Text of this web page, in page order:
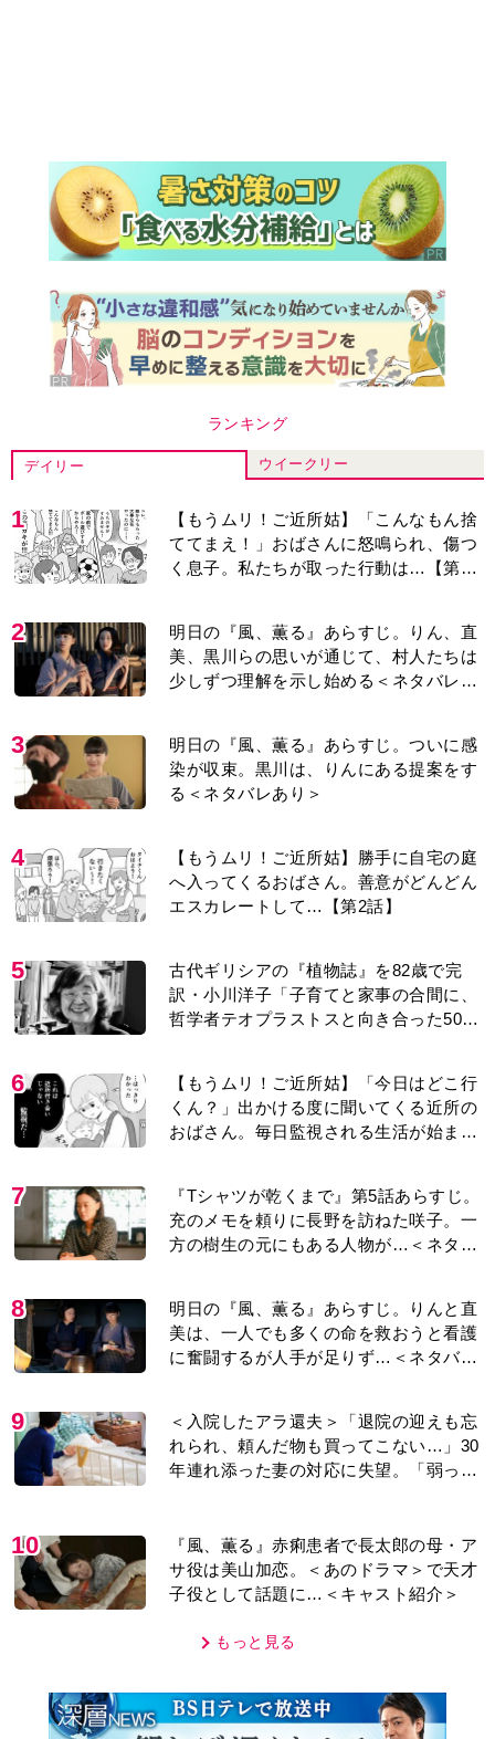
明日の『風、薫る』あらすじ。りん、直
美、黒川らの思いが通じて、村人たちは
少しずつ理解を示し始める＜ネタバレあ
り＞
明日の『風、薫る』あらすじ。ついに感
染が収束。黒川は、りんにある提案をす
る＜ネタバレあり＞
【もうムリ！ご近所姑】勝手に自宅の庭
エスカレートして…【第2話】
5
古代ギリシアの『植物誌』を82歳で完
訳・小川洋子「子育てと家事の合間に、
哲学者テオプラストスと向き合った50
6
【もうムリ！ご近所姑】「今日はどこ行
くん？」出かける度に聞いてくる近所の
おばさん。毎日監視される生活が始ま
7
『Tシャツが乾くまで』第5話あらすじ。
充のメモを頼りに長野を訪ねた咲子。一
方の樹生の元にもある人物が…＜ネタバ
8
明日の『風、薫る』あらすじ。りんと直
美は、一人でも多くの命を救おうと看護
に奮闘するが人手が足りず…＜ネタバレ
9
＜入院したアラ還夫＞「退院の迎えも忘
れられ、頼んだ物も買ってこない…」30
年連れ添った妻の対応に失望。「弱った
に女性たちの反応は…
10
『風、薫る』赤痢患者で長太郎の母・ア
サ役は美山加恋。＜あのドラマ＞で天才
もっと見る